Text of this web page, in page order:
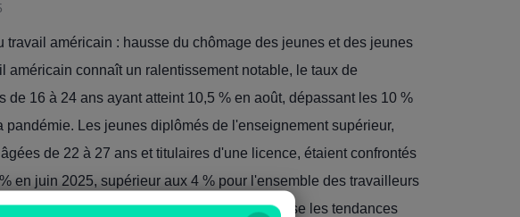
travail américain : hausse du chômage des jeunes et des jeunes
américain connaît un ralentissement notable, le taux de
de 16 à 24 ans ayant atteint 10,5 % en août, dépassant les 10 %
pandémie. Les jeunes diplômés de l'enseignement supérieur,
de 22 à 27 ans et titulaires d'une licence, étaient confrontés
en juin 2025, supérieur aux 4 % pour l'ensemble des travailleurs
sans diplôme. Cette tendance inverse les tendances